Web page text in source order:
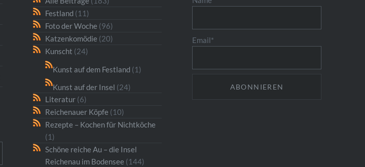
Festland (11)
Foto der Woche (96)
Katzenkomödie (20)
Kunscht (24)
Kunst auf dem Festland (1)
Kunst auf der Insel (24)
Literatur (6)
Reichenauer Köpfe (10)
Rezepte – Kochen für Nichtköche
(1)
Schöne reiche Au – die Insel
Reichenau im Bodensee (144)
Email*